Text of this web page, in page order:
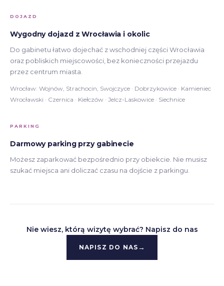
DOJAZD
Wygodny dojazd z Wrocławia i okolic
Do gabinetu łatwo dojechać z wschodniej części Wrocławia
oraz pobliskich miejscowości, bez konieczności przejazdu
przez centrum miasta.
Wrocław: Wojnów, Strachocin, Swojczyce · Dobrzykowice · Kamieniec
Wrocławski · Czernica · Kiełczów · Jelcz-Laskowice · Siechnice
PARKING
Darmowy parking przy gabinecie
Możesz zaparkować bezpośrednio przy obiekcie. Nie musisz
szukać miejsca ani doliczać czasu na dojście z parkingu.
Nie wiesz, którą wizytę wybrać? Napisz do nas
NAPISZ DO NAS